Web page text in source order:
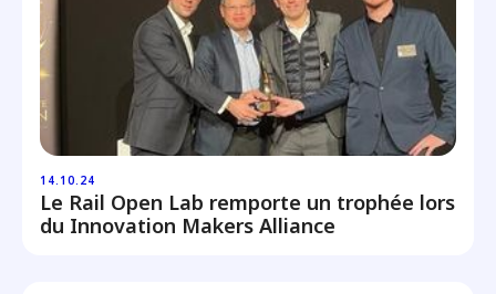
14.10.24
Le Rail Open Lab remporte un trophée lors
du Innovation Makers Alliance